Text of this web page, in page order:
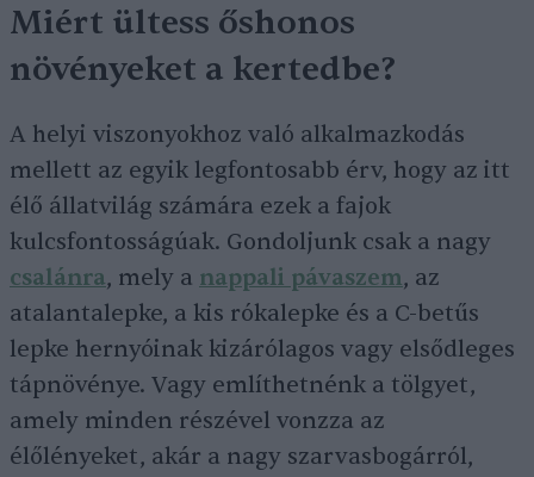
Miért ültess őshonos
növényeket a kertedbe?
A helyi viszonyokhoz való alkalmazkodás
mellett az egyik legfontosabb érv, hogy az itt
élő állatvilág számára ezek a fajok
kulcsfontosságúak. Gondoljunk csak a nagy
csalánra, mely a nappali pávaszem, az
atalantalepke, a kis rókalepke és a C-betűs
lepke hernyóinak kizárólagos vagy elsődleges
tápnövénye. Vagy említhetnénk a tölgyet,
amely minden részével vonzza az
élőlényeket, akár a nagy szarvasbogárról,